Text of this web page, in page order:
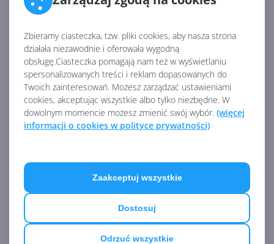
Zbieramy ciasteczka, tzw. pliki cookies, aby nasza strona
działała niezawodnie i oferowała wygodną
obsługę.Ciasteczka pomagają nam też w wyświetlaniu
spersonalizowanych treści i reklam dopasowanych do
Twoich zainteresowań. Możesz zarządzać ustawieniami
cookies, akceptując wszystkie albo tylko niezbędne. W
dowolnym momencie możesz zmienić swój wybór. (więcej
informacji o cookies w polityce prywatności)
Odrzuć wszystkie
Dostosuj
Zaakceptuj wszystkie
Źródło:
january-2023-wave-2-announce/
AKTUALNOŚCI Z KATEGORII USŁUGI
XBOX
Nowe awatary Xbox zostaną
usunięte